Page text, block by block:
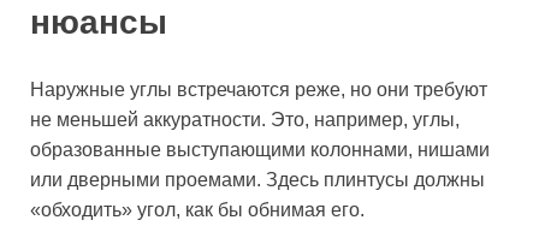
нюансы
Наружные углы встречаются реже, но они требуют
не меньшей аккуратности. Это, например, углы,
образованные выступающими колоннами, нишами
или дверными проемами. Здесь плинтусы должны
«обходить» угол, как бы обнимая его.